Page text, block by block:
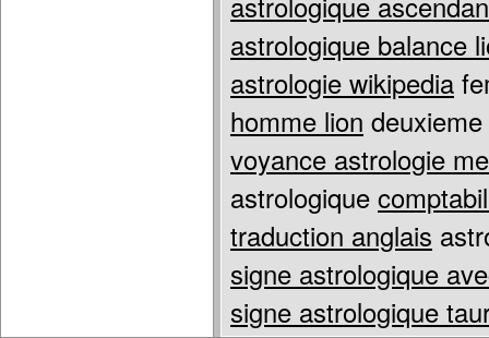
astrologique balance
astrologie wikipedia
homme lion deuxieme
voyance astrologie
astrologique
traduction anglais
signe astrologique
signe astrologique